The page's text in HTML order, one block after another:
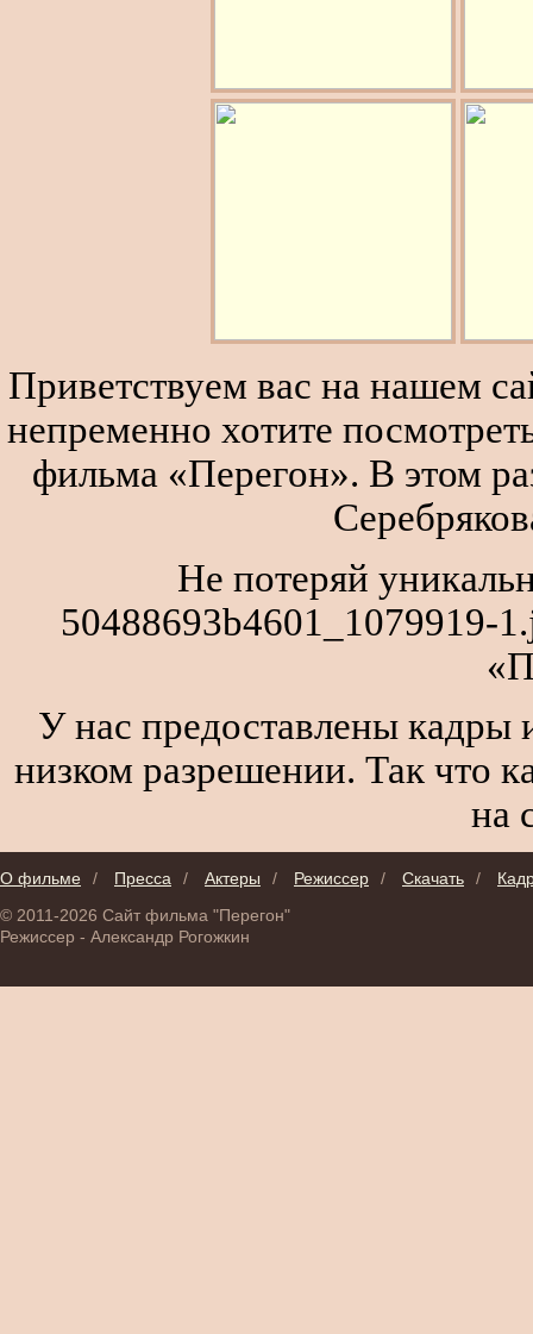
Приветствуем вас на нашем
непременно хотите
фильма «Перегон». В этом
Не потеряй
50488693b4601_1079919-
У нас предоставлены кадры
низком разрешении. Так что
на
О фильме / Пресса / Актеры / Режиссер / Скачать /
© 2011-2026 Сайт фильма "Перегон"
Режиссер - Александр Рогожкин